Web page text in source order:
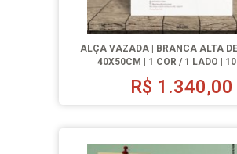
ALÇA VAZADA | BRANCA ALTA
40X50CM | 1 COR / 1 LADO |
R$ 1.340,00